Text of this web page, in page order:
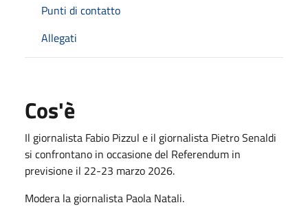
Punti di contatto
Allegati
Cos'è
Il giornalista Fabio Pizzul e il giornalista Pietro Senaldi
si confrontano in occasione del Referendum in
previsione il 22-23 marzo 2026.
Modera la giornalista Paola Natali.